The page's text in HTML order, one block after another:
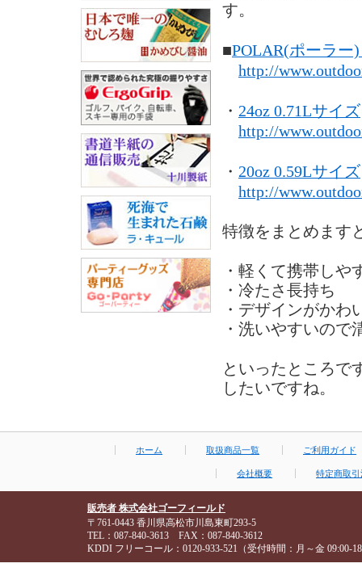
す。
■POLAR(ポーラ
http://
・ 24oz 0.71Lサイズ
http://
・ 20oz 0.59Lサイズ
http://
特徴をまとめます
・軽くて携帯しや
・冷たさ長持ち
・デザインがかわ
・洗いやすいので
といったところで
したいですね。
ホーム 取扱商品一覧 ご利用ガイド
会社概要 特定商取
販売者 株式会社ゴーフィールド
〒761-0443 香川県高松市川島東町293-5
TEL：087-840-3613 FAX：087-840-3612
KDDI フリーコール：0120-933-521（受付時間：月～金 09:00-